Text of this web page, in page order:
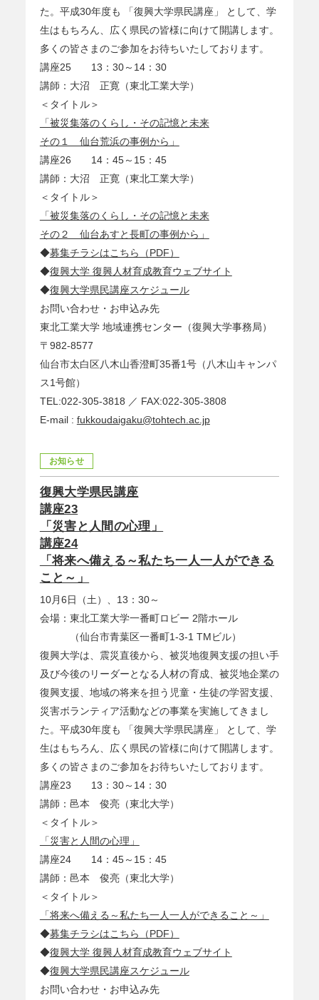
た。平成30年度も 「復興大学県民講座」 として、学
生はもちろん、広く県民の皆様に向けて開講します。
多くの皆さまのご参加をお待ちいたしております。
講座25 13：30～14：30
講師：大沼 正寛（東北工業大学）
＜タイトル＞
「被災集落のくらし・その記憶と未来
その１ 仙台荒浜の事例から」
講座26 14：45～15：45
講師：大沼 正寛（東北工業大学）
＜タイトル＞
「被災集落のくらし・その記憶と未来
その２ 仙台あすと長町の事例から」
◆募集チラシはこちら（PDF）
◆復興大学 復興人材育成教育ウェブサイト
◆復興大学県民講座スケジュール
お問い合わせ・お申込み先
東北工業大学 地域連携センター（復興大学事務局）
〒982-8577
仙台市太白区八木山香澄町35番1号（八木山キャンパ
ス1号館）
TEL:022-305-3818 ／ FAX:022-305-3808
E-mail : fukkoudaigaku@tohtech.ac.jp
お知らせ
復興大学県民講座
講座23
「災害と人間の心理」
講座24
「将来へ備える～私たち一人一人ができる
こと～」
10月6日（土）、13：30～
会場：東北工業大学一番町ロビー 2階ホール
（仙台市青葉区一番町1-3-1 TMビル）
復興大学は、震災直後から、被災地復興支援の担い手
及び今後のリーダーとなる人材の育成、被災地企業の
復興支援、地域の将来を担う児童・生徒の学習支援、
災害ボランティア活動などの事業を実施してきまし
た。平成30年度も 「復興大学県民講座」 として、学
生はもちろん、広く県民の皆様に向けて開講します。
多くの皆さまのご参加をお待ちいたしております。
講座23 13：30～14：30
講師：邑本 俊亮（東北大学）
＜タイトル＞
「災害と人間の心理」
講座24 14：45～15：45
講師：邑本 俊亮（東北大学）
＜タイトル＞
「将来へ備える～私たち一人一人ができること～」
◆募集チラシはこちら（PDF）
◆復興大学 復興人材育成教育ウェブサイト
◆復興大学県民講座スケジュール
お問い合わせ・お申込み先